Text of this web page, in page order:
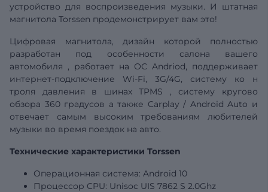
устройство для воспроизведения музыки. И штатная
магнитола Torssen продемонстрирует вам это!
Цифровая магнитола, дизайн которой полностью
разработан под особенности салона вашего
автомобиля , работает на ОС Andriod, поддерживает
интернет-подключение Wi-Fi, 3G/4G, систему ко н
троля давления в шинахTPMS ,
систему кругово
обзора 360 градусов а также Carplay / Android Auto и
отвечает самым высоким требованиям любителей
музыки во время поездок на авто.
Технические характеристики Torssen
Операционная система: Android 10
Процессор CPU: Unisoc UIS 7862 S 2.0Ghz